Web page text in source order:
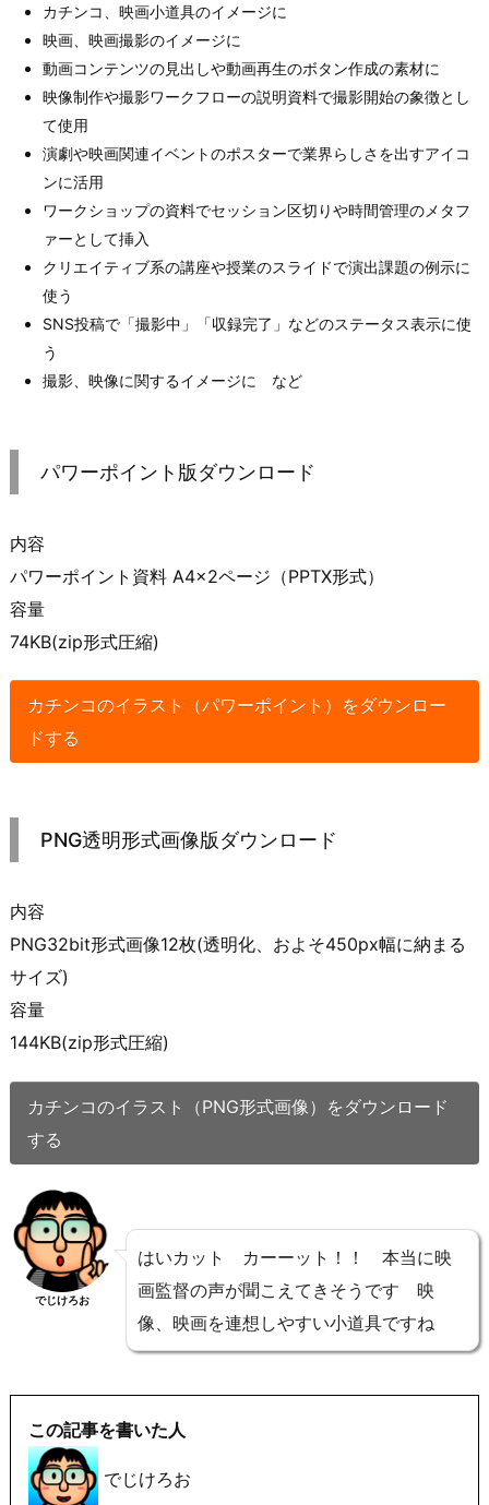
カチンコ、映画小道具のイメージに
映画、映画撮影のイメージに
動画コンテンツの見出しや動画再生のボタン作成の素材に
映像制作や撮影ワークフローの説明資料で撮影開始の象徴とし
て使用
演劇や映画関連イベントのポスターで業界らしさを出すアイコ
ンに活用
ワークショップの資料でセッション区切りや時間管理のメタフ
ァーとして挿入
クリエイティブ系の講座や授業のスライドで演出課題の例示に
使う
SNS投稿で「撮影中」「収録完了」などのステータス表示に使
う
撮影、映像に関するイメージに など
パワーポイント版ダウンロード
内容
パワーポイント資料 A4×2ページ（PPTX形式）
容量
74KB(zip形式圧縮)
カチンコのイラスト（パワーポイント）をダウンロー
ドする
PNG透明形式画像版ダウンロード
内容
PNG32bit形式画像12枚(透明化、およそ450px幅に納まる
サイズ)
容量
144KB(zip形式圧縮)
カチンコのイラスト（PNG形式画像）をダウンロード
する
でじけろお
はいカット カーーット！！ 本当に映
画監督の声が聞こえてきそうです 映
像、映画を連想しやすい小道具ですね
この記事を書いた人
でじけろお